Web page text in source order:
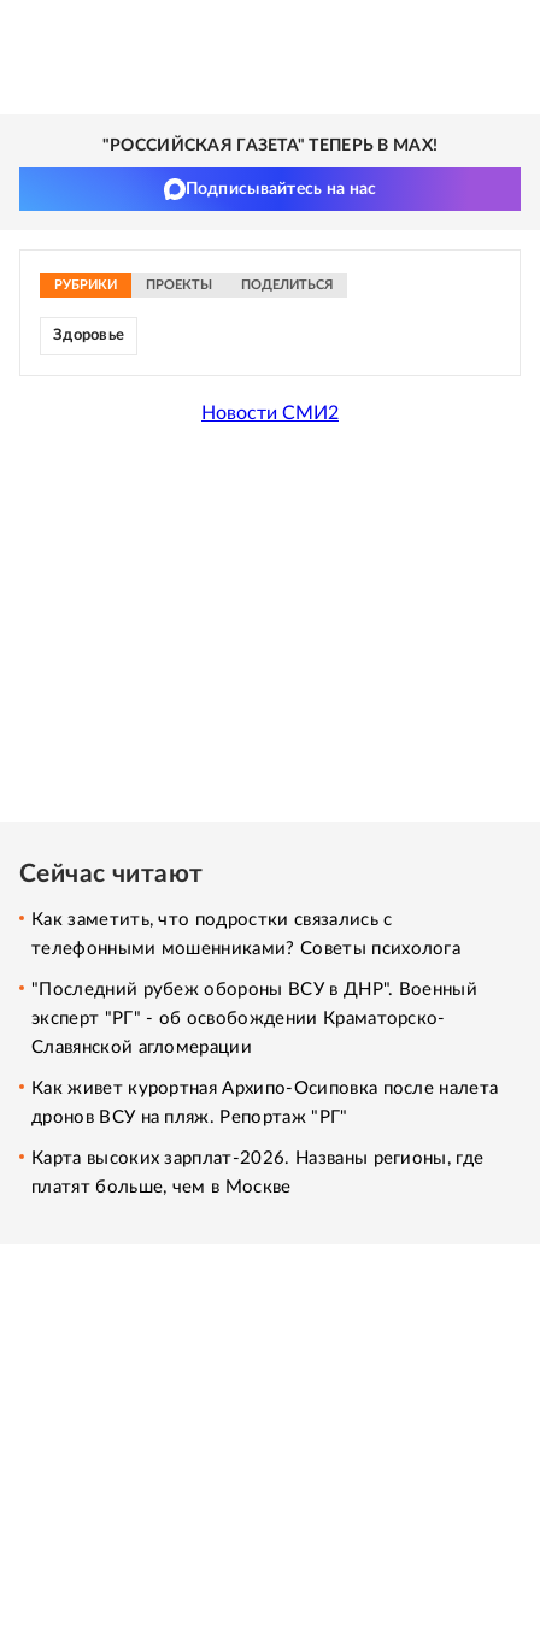
"РОССИЙСКАЯ ГАЗЕТА" ТЕПЕРЬ В MAX!
Подписывайтесь на нас
РУБРИКИ ПРОЕКТЫ ПОДЕЛИТЬСЯ
Здоровье
Новости СМИ2
Сейчас читают
Как заметить, что подростки связались с
телефонными мошенниками? Советы психолога
"Последний рубеж обороны ВСУ в ДНР". Военный
эксперт "РГ" - об освобождении Краматорско-
Славянской агломерации
Как живет курортная Архипо-Осиповка после налета
дронов ВСУ на пляж. Репортаж "РГ"
Карта высоких зарплат-2026. Названы регионы, где
платят больше, чем в Москве